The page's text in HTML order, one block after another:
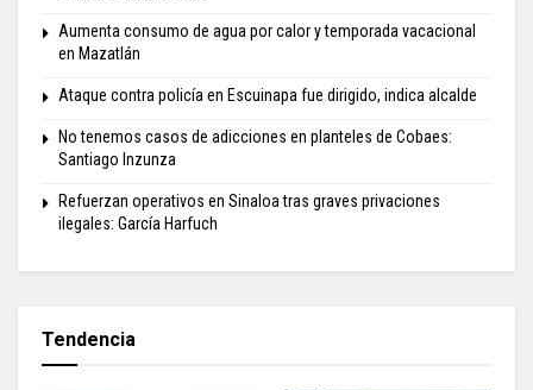
Aumenta consumo de agua por calor y temporada vacacional
en Mazatlán
Ataque contra policía en Escuinapa fue dirigido, indica alcalde
No tenemos casos de adicciones en planteles de Cobaes:
Santiago Inzunza
Refuerzan operativos en Sinaloa tras graves privaciones
ilegales: García Harfuch
Tendencia